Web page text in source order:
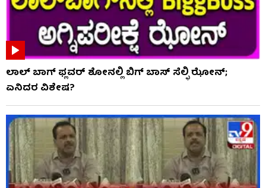
ಲಾಲ್ ಬಾಗ್ ಫ್ಲವರ್ ಶೋನಲ್ಲಿ ಬಿಗ್ ಬಾಸ್ ಸೆಲ್ಫಿ ಝೋನ್;
ಏನಿದರ ವಿಶೇಷ?